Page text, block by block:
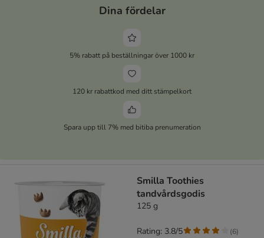
Dina fördelar
5% rabatt på beställningar över 1000 kr
120 kr rabattkod med ditt stämpelkort
Spara upp till 7% med bitiba prenumeration
Smilla Toothies
tandvårdsgodis
125 g
Rating: 3.8/5 (6)